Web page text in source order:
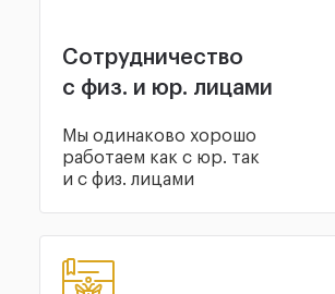
Сотрудничество
с физ. и юр. лицами
Мы одинаково хорошо
работаем как с юр. так
и с физ. лицами